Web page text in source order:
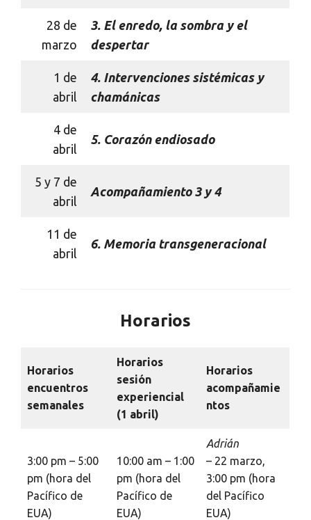
28 de
marzo
3. El enredo, la sombra y el
despertar
1 de
abril
4. Intervenciones sistémicas y
chamánicas
4 de
abril
5. Corazón endiosado
5 y 7 de
abril
Acompañamiento 3 y 4
11 de
abril
6. Memoria transgeneracional
Horarios
Horarios
encuentros
semanales
Horarios
sesión
experiencial
(1 abril)
Horarios
acompañamie
ntos
3:00 pm – 5:00
pm (hora del
Pacífico de
EUA)
10:00 am – 1:00
pm (hora del
Pacífico de
EUA)
Adrián
– 22 marzo,
3:00 pm (hora
del Pacífico
EUA)